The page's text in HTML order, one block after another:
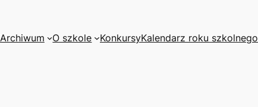
Archiwum O szkole KonkursyKalendarz roku szkolnego